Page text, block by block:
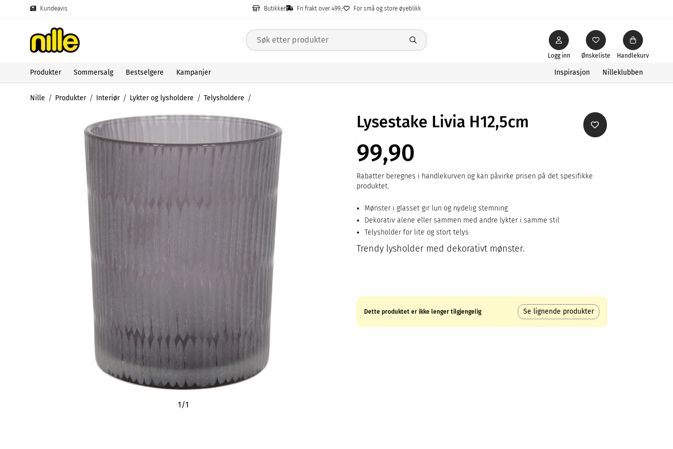
Kundeavis Butikker Fri frakt over 499,- For små og store øyeblikk
Ønskeliste
Logg inn Handlekurv
Produkter Sommersalg Bestselgere Kampanjer Inspirasjon Nilleklubben
Nille Produkter Interiør Lykter og lysholdere Telysholdere
1/1
Lysestake Livia H12,5cm
99,90
Rabatter beregnes i handlekurven og kan påvirke prisen på det spesifikke
produktet.
Mønster i glasset gir lun og nydelig stemning
Dekorativ alene eller sammen med andre lykter i samme stil
Telysholder for lite og stort telys
Trendy lysholder med dekorativt mønster.
Dette produktet er ikke lenger tilgjengelig Se lignende produkter